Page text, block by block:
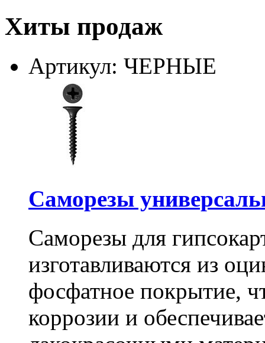
Хиты продаж
Артикул: ЧЕРНЫЕ
Саморезы
Саморезы для
изготавливаются из
фосфатное покрытие,
коррозии и